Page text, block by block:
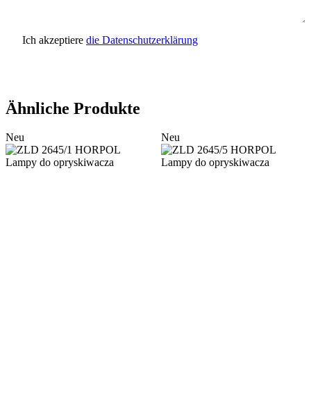
Ich akzeptiere die Datenschutzerklärung
Ähnliche Produkte
Neu Neu